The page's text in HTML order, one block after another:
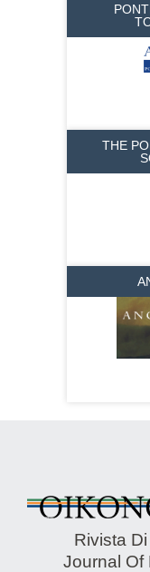
THE
Rivista
Journal Of